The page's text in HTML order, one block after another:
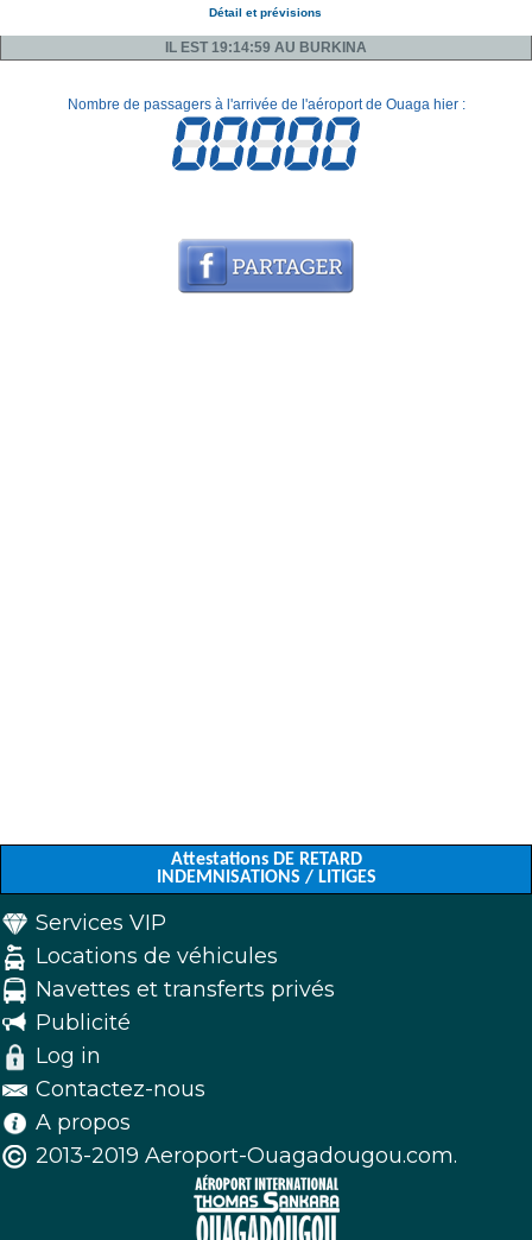
Détail et prévisions
IL EST 19:14:59 AU BURKINA
Nombre de passagers à l'arrivée de l'aéroport de Ouaga hier :
Attestations DE RETARD
INDEMNISATIONS / LITIGES
Services VIP
Locations de véhicules
Navettes et transferts privés
Publicité
Log in
Contactez-nous
A propos
2013-2019 Aeroport-Ouagadougou.com.